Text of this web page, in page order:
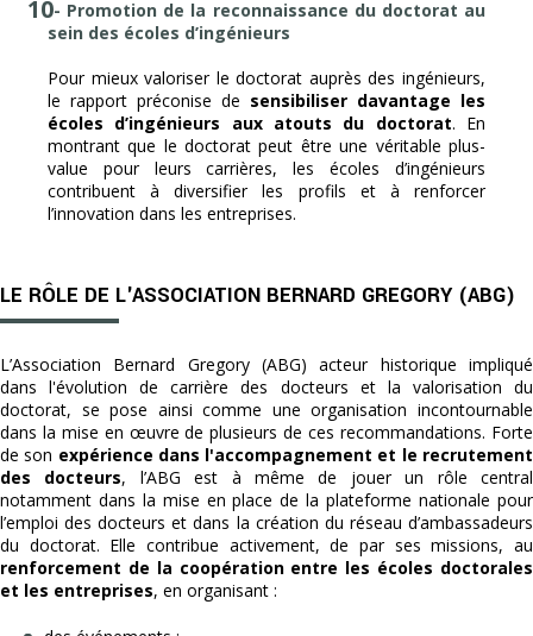
- Promotion de la reconnaissance du doctorat au
sein des écoles d’ingénieurs
Pour mieux valoriser le doctorat auprès des ingénieurs,
le rapport préconise de sensibiliser davantage les
écoles d’ingénieurs aux atouts du doctorat. En
montrant que le doctorat peut être une véritable plus-
value pour leurs carrières, les écoles d’ingénieurs
contribuent à diversifier les profils et à renforcer
l’innovation dans les entreprises.
LE RÔLE DE L'ASSOCIATION BERNARD GREGORY (ABG)
L’Association Bernard Gregory (ABG) acteur historique impliqué
dans l'évolution de carrière des docteurs et la valorisation du
doctorat, se pose ainsi comme une organisation incontournable
dans la mise en œuvre de plusieurs de ces recommandations. Forte
de son expérience dans l'accompagnement et le recrutement
des docteurs, l’ABG est à même de jouer un rôle central
notamment dans la mise en place de la plateforme nationale pour
l’emploi des docteurs et dans la création du réseau d’ambassadeurs
du doctorat. Elle contribue activement, de par ses missions, au
renforcement de la coopération entre les écoles doctorales
et les entreprises, en organisant :